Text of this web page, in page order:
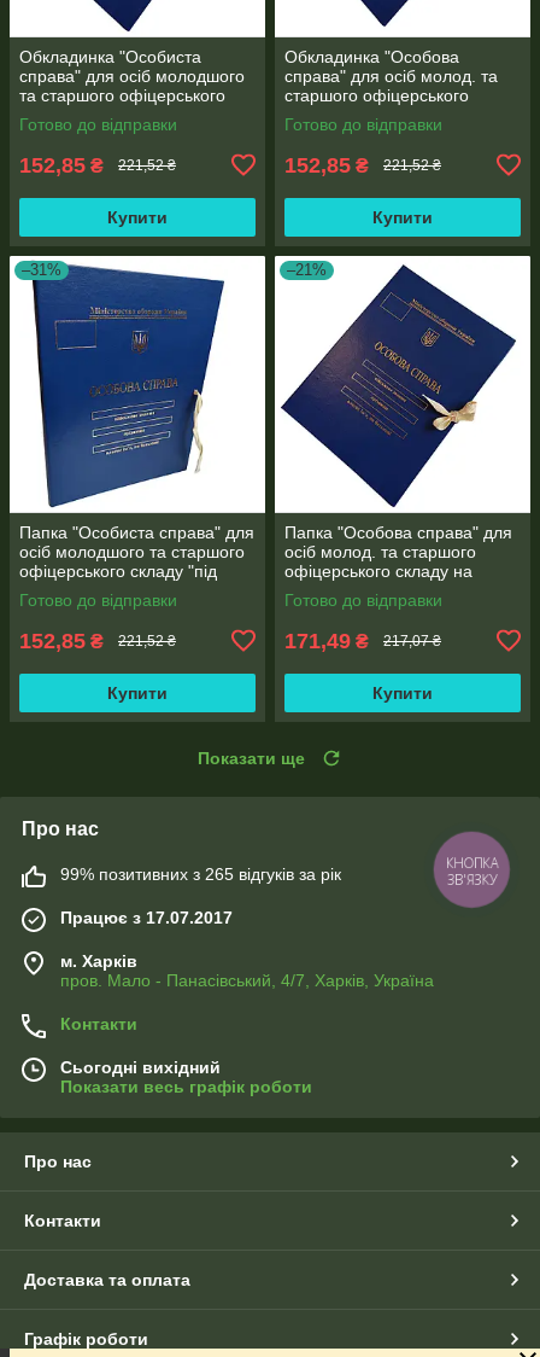
Обкладинка "Особиста
справа" для осіб молодшого
та старшого офіцерського
складу на зав'язках А4 без
клапанів, бумвініл 10 мм
Готово до відправки
152,85 ₴ 221,52 ₴
Купити
Обкладинка "Особова
справа" для осіб молод. та
старшого офіцерського
складу на зав'язках А4 без
клапанів, бумвініл (10 мм)
Готово до відправки
152,85 ₴ 221,52 ₴
Купити
–31%
Папка "Особиста справа" для
осіб молодшого та старшого
офіцерського складу "під
золото" бумвініл без клапанів
(10 мм)
Готово до відправки
152,85 ₴ 221,52 ₴
Купити
–21%
Папка "Особова справа" для
осіб молод. та старшого
офіцерського складу на
зав'язках ф. А4 без клапанів,
бумвініл 20 мм
Готово до відправки
171,49 ₴ 217,07 ₴
Купити
Показати ще
Про нас
99% позитивних з 265 відгуків за рік
Працює з 17.07.2017
м. Харків
пров. Мало - Панасівський, 4/7, Харків, Україна
Контакти
Сьогодні вихідний
Показати весь графік роботи
Про нас
Контакти
Доставка та оплата
Графік роботи
КНОПКА
ЗВ'ЯЗКУ